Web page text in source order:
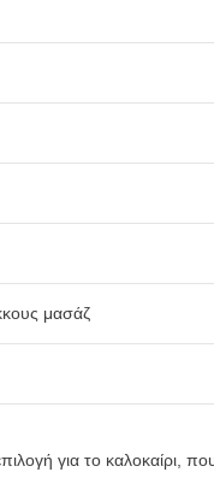
μασάζ
για το καλοκαίρι,